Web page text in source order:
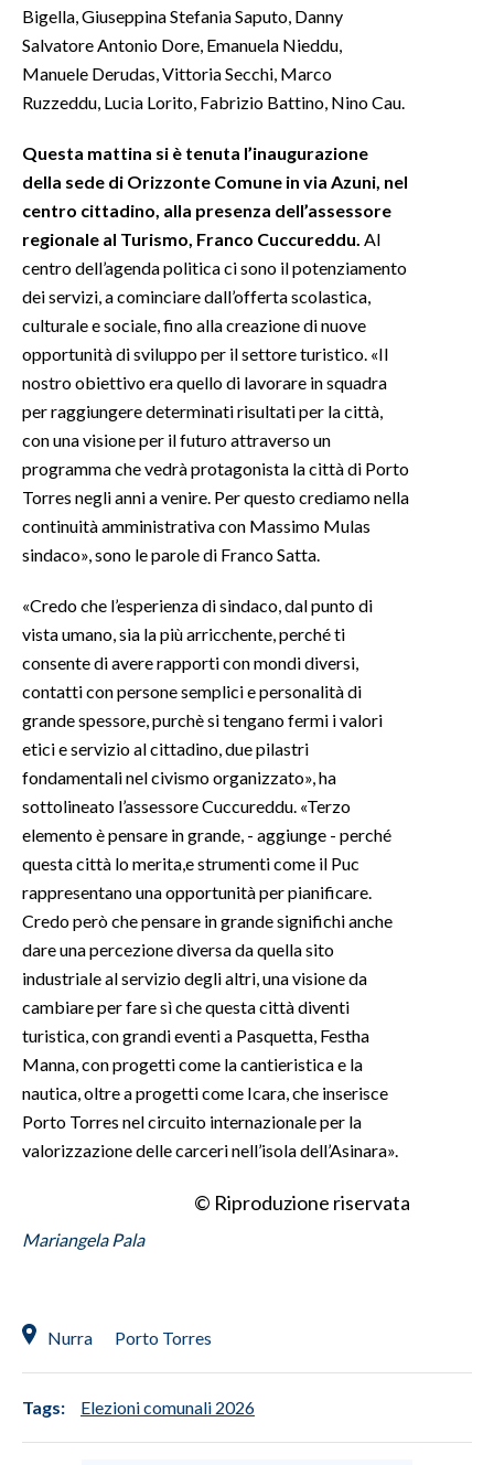
INFO AZIENDE
ANNUNCI
PUBBLICITÀ
STORE
Bigella, Giuseppina Stefania Saputo, Danny
Salvatore Antonio Dore, Emanuela Nieddu,
Manuele Derudas, Vittoria Secchi, Marco
Ruzzeddu, Lucia Lorito, Fabrizio Battino, Nino Cau.
Questa mattina si è tenuta l’inaugurazione
della sede di Orizzonte Comune in via Azuni, nel
centro cittadino, alla presenza dell’assessore
regionale al Turismo, Franco Cuccureddu. Al
centro dell’agenda politica ci sono il potenziamento
dei servizi, a cominciare dall’offerta scolastica,
culturale e sociale, fino alla creazione di nuove
opportunità di sviluppo per il settore turistico. «Il
nostro obiettivo era quello di lavorare in squadra
per raggiungere determinati risultati per la città,
con una visione per il futuro attraverso un
programma che vedrà protagonista la città di Porto
Torres negli anni a venire. Per questo crediamo nella
continuità amministrativa con Massimo Mulas
sindaco», sono le parole di Franco Satta.
«Credo che l’esperienza di sindaco, dal punto di
vista umano, sia la più arricchente, perché ti
consente di avere rapporti con mondi diversi,
contatti con persone semplici e personalità di
grande spessore, purchè si tengano fermi i valori
etici e servizio al cittadino, due pilastri
fondamentali nel civismo organizzato», ha
sottolineato l’assessore Cuccureddu. «Terzo
elemento è pensare in grande, - aggiunge - perché
questa città lo merita,e strumenti come il Puc
rappresentano una opportunità per pianificare.
Credo però che pensare in grande significhi anche
dare una percezione diversa da quella sito
industriale al servizio degli altri, una visione da
cambiare per fare sì che questa città diventi
turistica, con grandi eventi a Pasquetta, Festha
Manna, con progetti come la cantieristica e la
nautica, oltre a progetti come Icara, che inserisce
Porto Torres nel circuito internazionale per la
valorizzazione delle carceri nell’isola dell’Asinara».
© Riproduzione riservata
Mariangela Pala
Nurra Porto Torres
Tags: Elezioni comunali 2026